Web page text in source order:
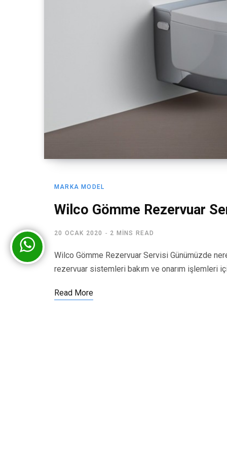
MARKA MODEL
Wilco Gömme Rezervuar
20 OCAK 2020 2 MINS READ
Wilco Gömme Rezervuar Servisi Günümüzde
rezervuar sistemleri bakım ve onarım işlemleri
Read More